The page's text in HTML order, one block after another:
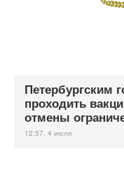
Петербургским
проходить
отмены
12:57, 4 июля